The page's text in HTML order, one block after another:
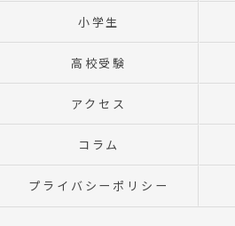
小学生
高校受験
アクセス
コラム
プライバシーポリシー